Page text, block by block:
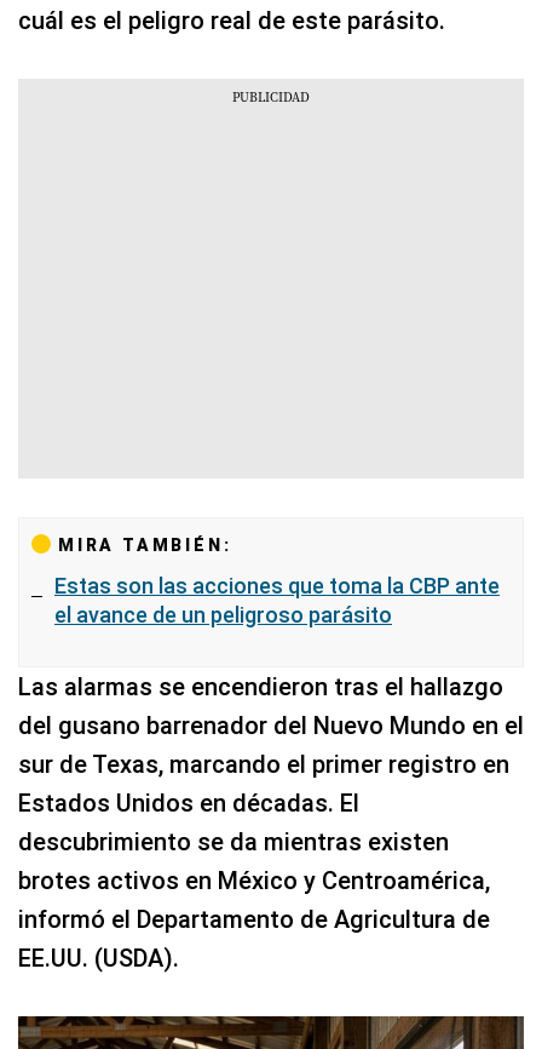
cuál es el peligro real de este parásito.
MIRA TAMBIÉN:
Estas son las acciones que toma la CBP ante
el avance de un peligroso parásito
Las alarmas se encendieron tras el hallazgo
del gusano barrenador del Nuevo Mundo en el
sur de Texas, marcando el primer registro en
Estados Unidos en décadas. El
descubrimiento se da mientras existen
brotes activos en México y Centroamérica,
informó el Departamento de Agricultura de
EE.UU. (USDA).